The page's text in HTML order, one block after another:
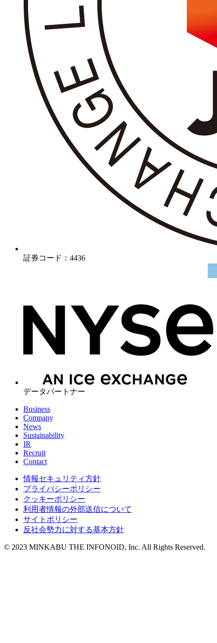
証券コード：4436
データパートナー
Business
Company
News
Sustainability
IR
Recruit
Contact
情報セキュリティ方針
プライバシーポリシー
クッキーポリシー
利用者情報の外部送信について
サイトポリシー
反社会勢力に対する基本方針
© 2023 MINKABU THE INFONOID, Inc. All Rights Reserved.